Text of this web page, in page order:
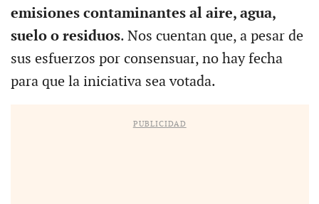
emisiones contaminantes al aire, agua,
suelo o residuos. Nos cuentan que, a pesar de
sus esfuerzos por consensuar, no hay fecha
para que la iniciativa sea votada.
PUBLICIDAD